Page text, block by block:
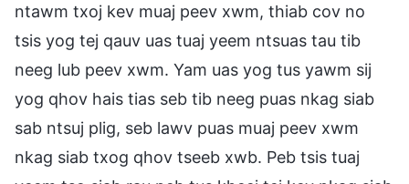
ntawm txoj kev muaj peev xwm, thiab cov no
tsis yog tej qauv uas tuaj yeem ntsuas tau tib
neeg lub peev xwm. Yam uas yog tus yawm sij
yog qhov hais tias seb tib neeg puas nkag siab
sab ntsuj plig, seb lawv puas muaj peev xwm
nkag siab txog qhov tseeb xwb. Peb tsis tuaj